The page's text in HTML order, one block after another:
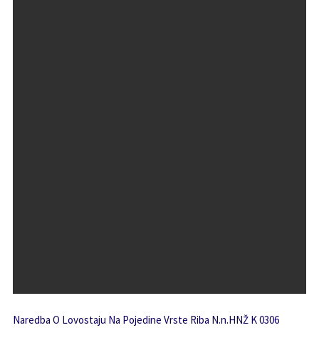
Naredba O Lovostaju Na Pojedine Vrste Riba N.n.HNŽ K 0306